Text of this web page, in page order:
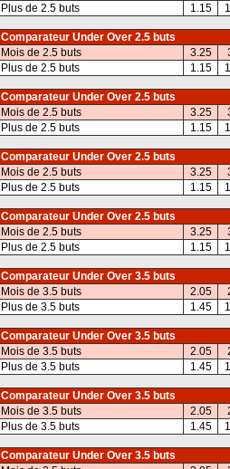
Plus de 2.5 buts
1.15
Comparateur Under Over 2.5 buts
Mois de 2.5 buts
3.25
Plus de 2.5 buts
1.15
Comparateur Under Over 2.5 buts
Mois de 2.5 buts
3.25
Plus de 2.5 buts
1.15
Comparateur Under Over 2.5 buts
Mois de 2.5 buts
3.25
Plus de 2.5 buts
1.15
Comparateur Under Over 2.5 buts
Mois de 2.5 buts
3.25
Plus de 2.5 buts
1.15
Comparateur Under Over 3.5 buts
Mois de 3.5 buts
2.05
Plus de 3.5 buts
1.45
Comparateur Under Over 3.5 buts
Mois de 3.5 buts
2.05
Plus de 3.5 buts
1.45
Comparateur Under Over 3.5 buts
Mois de 3.5 buts
2.05
Plus de 3.5 buts
1.45
Comparateur Under Over 3.5 buts